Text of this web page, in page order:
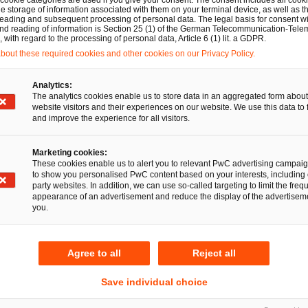
empfindliche Bußgelder vor. Diese können, je
Bei Unternehmen mit einem durchschnittlichen
weitergehend, eine Geldbuße bis zu 2 Prozent des
werden. Ein weiteres scharfes Schwert ist der im
öffentlicher Aufträge. Danach können
die Vergabe eines Liefer-, Bau- oder
gegen Wettbewerbsbeschränkungen (GWB)
die wegen eines rechtskräftigen Verstoßes gegen das
sind. Dies gilt aber nur, wenn die Geldbuße eine
je nach Konstellation, 175.000, 1,5 Millionen, 2
Jahresumsatzes.
die Bundesregierung ein wichtiges Ziel und trägt –
deutscher Unternehmen in globale
Allerdings ist nicht zu verkennen, dass die Erfüllung
mit einem großen administrativen Aufwand
storage of information associated with them on your terminal device, as well as
and subsequent processing of personal data. The legal basis for consent
reading of information is Section 25 (1) of the German Telecommunication-
with regard to the processing of personal data, Article 6 (1) lit. a GDPR.
these required cookies and other cookies on our Privacy Policy.
Analytics:
The analytics cookies enable us to store data in an aggregated form
website visitors and their experiences on our website. We use this data to
and improve the experience for all visitors.
Marketing cookies:
These cookies enable us to alert you to relevant PwC advertising
to show you personalised PwC content based on your interests, including
party websites. In addition, we can use so-called targeting to limit the
appearance of an advertisement and reduce the display of the
you.
Agree to all Reject all
Save individual choice